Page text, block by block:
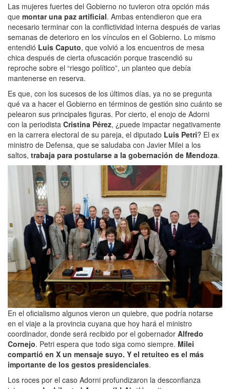
Las mujeres fuertes del Gobierno no tuvieron otra opción más
que montar una paz artificial. Ambas entendieron que era
necesario terminar con la conflictividad interna después de varias
semanas de deterioro en los vínculos en el Gobierno. Lo mismo
entendió Luis Caputo, que volvió a los encuentros de mesa
chica después de cierta ofuscación porque trascendió su
reproche sobre el “riesgo político”, un planteo que debía
mantenerse en reserva.
Es que, con los sucesos de los últimos días, ya no se pregunta
qué va a hacer el Gobierno en términos de gestión sino cuánto se
pelearon sus principales figuras. Por cierto, el enojo de Adorni
con la periodista Cristina Pérez, ¿puede impactar negativamente
en la carrera electoral de su pareja, el diputado Luis Petri? El ex
ministro de Defensa, que se saludaba con Javier Milei a los
saltos, trabaja para postularse a la gobernación de Mendoza.
En el oficialismo algunos vieron un quiebre, que podría notarse
en el viaje a la provincia cuyana que hoy hará el ministro
coordinador, donde será recibido por el gobernador Alfredo
Cornejo. Petri espera que todo siga como siempre. Milei
compartió en X un mensaje suyo. Y el retuiteo es el más
importante de los gestos presidenciales.
Los roces por el caso Adorni profundizaron la desconfianza